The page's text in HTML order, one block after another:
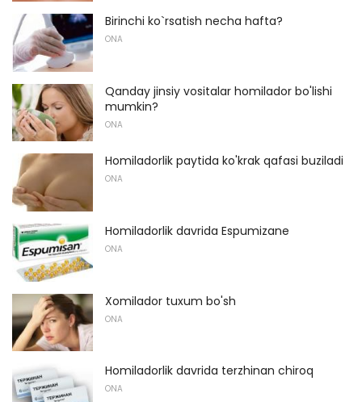
Birinchi ko`rsatish necha hafta?
ONA
Qanday jinsiy vositalar homilador bo'lishi
mumkin?
ONA
Homiladorlik paytida ko'krak qafasi buziladi
ONA
Homiladorlik davrida Espumizane
ONA
Xomilador tuxum bo'sh
ONA
Homiladorlik davrida terzhinan chiroq
ONA